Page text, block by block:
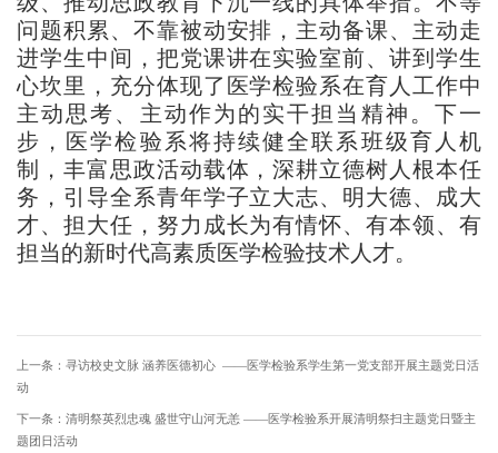
问题积累、不靠被动安排，主动备课、主动走
进学生中间，把党课讲在实验室前、讲到学生
心坎里，充分体现了医学检验系在育人工作中
主动思考、主动作为的实干担当精神。下一
步，医学检验系将持续健全联系班级育人机
制，丰富思政活动载体，深耕立德树人根本任
务，引导全系青年学子立大志、明大德、成大
才、担大任，努力成长为有情怀、有本领、有
担当的新时代高素质医学检验技术人才。
上一条： 寻访校史文脉 涵养医德初心 ——医学检验系学生第一党支部开展主题党日活
动
下一条： 清明祭英烈忠魂 盛世守山河无恙 ——医学检验系开展清明祭扫主题党日暨主
题团日活动